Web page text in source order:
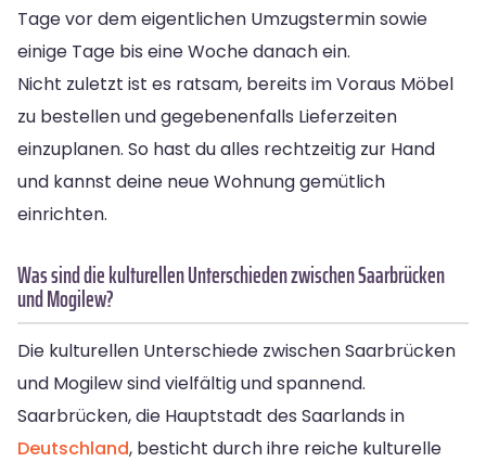
Tage vor dem eigentlichen Umzugstermin sowie
einige Tage bis eine Woche danach ein.
Nicht zuletzt ist es ratsam, bereits im Voraus Möbel
zu bestellen und gegebenenfalls Lieferzeiten
einzuplanen. So hast du alles rechtzeitig zur Hand
und kannst deine neue Wohnung gemütlich
einrichten.
Was sind die kulturellen Unterschieden zwischen Saarbrücken
und Mogilew?
Die kulturellen Unterschiede zwischen Saarbrücken
und Mogilew sind vielfältig und spannend.
Saarbrücken, die Hauptstadt des Saarlands in
Deutschland, besticht durch ihre reiche kulturelle